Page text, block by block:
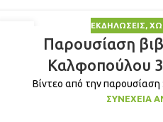
ΕΚΔΗΛΏΣΕΙΣ,
Παρουσίαση
Καλφοπούλου
Βίντεο από την
ΣΥΝΈΧΕΙΑ